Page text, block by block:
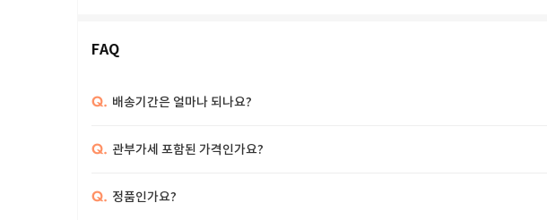
FAQ
Q. 배송기간은 얼마나 되나요?
Q. 관부가세 포함된 가격인가요?
Q. 정품인가요?